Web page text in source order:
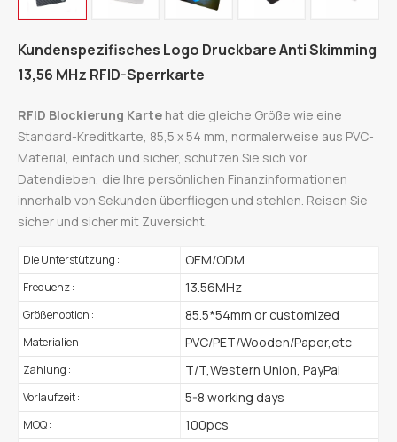
Kundenspezifisches Logo Druckbare Anti Skimming
13,56 MHz RFID-Sperrkarte
RFID Blockierung Karte hat die gleiche Größe wie eine
Standard-Kreditkarte, 85,5 x 54 mm, normalerweise aus PVC-
Material, einfach und sicher, schützen Sie sich vor
Datendieben, die Ihre persönlichen Finanzinformationen
innerhalb von Sekunden überfliegen und stehlen. Reisen Sie
sicher und sicher mit Zuversicht.
Die Unterstützung : OEM/ODM
Frequenz : 13.56MHz
Größenoption : 85.5*54mm or customized
Materialien : PVC/PET/Wooden/Paper,etc
Zahlung : T/T,Western Union, PayPal
Vorlaufzeit : 5-8 working days
MOQ : 100pcs